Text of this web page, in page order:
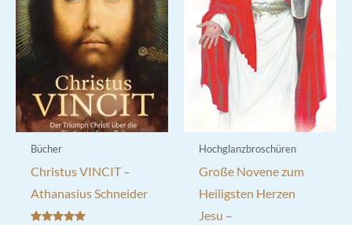
Bücher
Christus VINCIT –
Athanasius Schneider
Hochglanzbroschüren
Große Novene zum
Heiligsten Herzen
Jesu –